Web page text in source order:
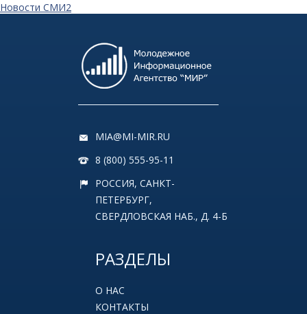
Новости СМИ2
MIA@MI-MIR.RU
8 (800) 555-95-11
РОССИЯ, САНКТ-
ПЕТЕРБУРГ,
СВЕРДЛОВСКАЯ НАБ., Д. 4-Б
РАЗДЕЛЫ
О НАС
КОНТАКТЫ